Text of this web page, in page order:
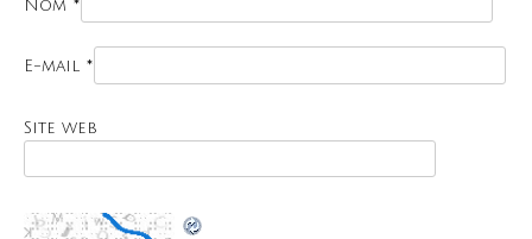
Nom *
E-mail *
Site web